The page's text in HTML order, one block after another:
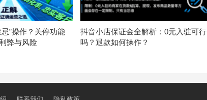
”操作？关停功能
弊与风险
抖音小店保证金全解析：0元入驻可行
吗？退款如何操作？